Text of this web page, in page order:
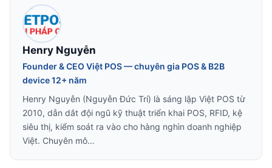
Henry Nguyễn
Founder & CEO Việt POS — chuyên gia POS & B2B
device 12+ năm
Henry Nguyễn (Nguyễn Đức Trí) là sáng lập Việt POS từ
2010, dẫn dắt đội ngũ kỹ thuật triển khai POS, RFID, kệ
siêu thị, kiểm soát ra vào cho hàng nghìn doanh nghiệp
Việt. Chuyên mô…